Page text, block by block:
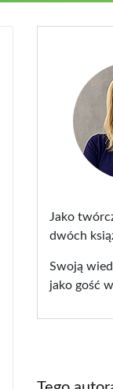
Jako
dwóch
Swoją
jako gość